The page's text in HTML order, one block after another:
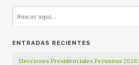
ENTRADAS RECIENTES
Elecciones Presidenciales Peruanas